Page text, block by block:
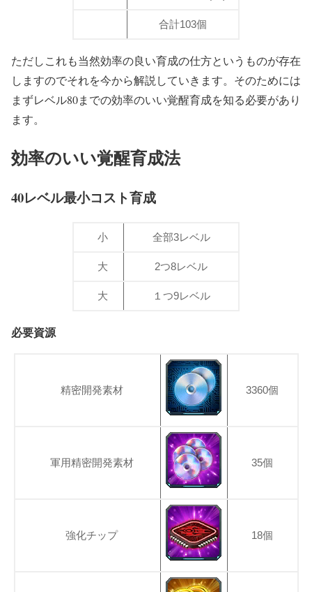
合計103個
ただしこれも当然効率の良い育成の仕方というものが存在
しますのでそれを今から解説していきます。そのためには
まずレベル80までの効率のいい覚醒育成を知る必要があり
ます。
効率のいい覚醒育成法
40レベル最小コスト育成
小 全部3レベル
大 2つ8レベル
大 １つ9レベル
必要資源
精密開発素材 3360個
軍用精密開発素材 35個
強化チップ 18個